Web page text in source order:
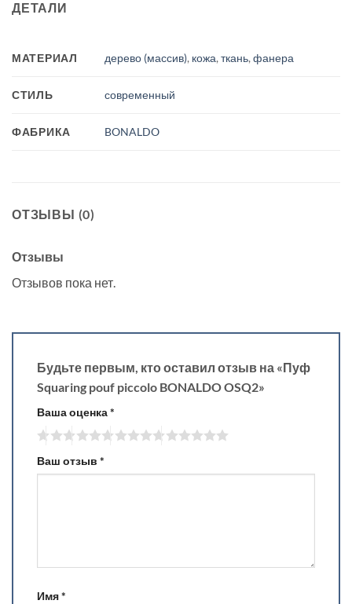
ДЕТАЛИ
МАТЕРИАЛ дерево (массив), кожа,ткань,фанера
СТИЛЬ современный
ФАБРИКА BONALDO
ОТЗЫВЫ (0)
Отзывы
Отзывов пока нет.
Будьте первым, кто оставил отзыв на «Пуф
Squaring pouf piccolo BONALDO OSQ2»
Ваша оценка*
Ваш отзыв *
Имя*